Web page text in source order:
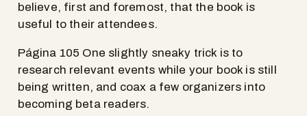
believe, first and foremost, that the book is
useful to their attendees.
Página 105 One slightly sneaky trick is to
research relevant events while your book is still
being written, and coax a few organizers into
becoming beta readers.